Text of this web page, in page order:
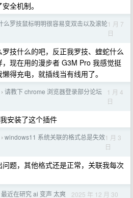
全机制。
么罗技鼠标明明很容易变双击以及滚轮1 月 7
日
技什么的吧，反正我罗技、蝰蛇什么
现在用的漫步者 G3M Pro 我感觉挺
得充电，就插线当有线用了。
› 请教下 chrome 浏览器登录部分论坛
1 月 4
日
安装了这个插件
› windows11 系统关联的格式总是失效1 月 3
日
题，其他格式还是正常，关联我每次
最近在研究 ai 变声 太爽 2025 年 12 月 30